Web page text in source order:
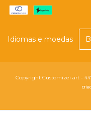
Idiomas e moedas
Copyright Customizei art -